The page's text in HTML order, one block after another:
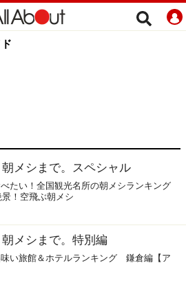
朝メシまで。スペシャル
たい！全国観光名所の朝メシランキング
！空飛ぶ朝メシ
朝メシまで。特別編
い旅館＆ホテルランキング 鎌倉編【ア